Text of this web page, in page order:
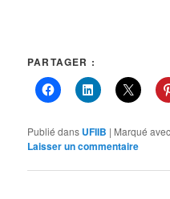
PARTAGER :
Publié dans UFIIB | Marqué avec
Laisser un commentaire